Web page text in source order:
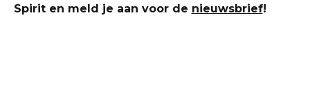
Spirit en meld je aan voor de nieuwsbrief!